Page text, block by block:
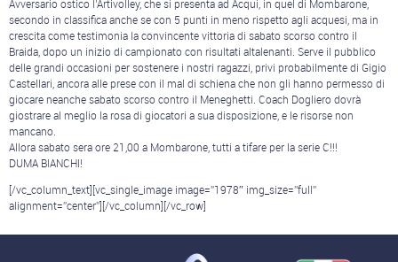
Avversario ostico l’Artivolley, che si presenta ad Acqui, in quel di Mombarone,
secondo in classifica anche se con 5 punti in meno rispetto agli acquesi, ma in
crescita come testimonia la convincente vittoria di sabato scorso contro il
Braida, dopo un inizio di campionato con risultati altalenanti. Serve il pubblico
delle grandi occasioni per sostenere i nostri ragazzi, privi probabilmente di Gigio
Castellari, ancora alle prese con il mal di schiena che non gli hanno permesso di
giocare neanche sabato scorso contro il Meneghetti. Coach Dogliero dovrà
giostrare al meglio la rosa di giocatori a sua disposizione, e le risorse non
mancano.
Allora sabato sera ore 21,00 a Mombarone, tutti a tifare per la serie C!!!
DUMA BIANCHI!
[/vc_column_text][vc_single_image image=”1978″ img_size=”full”
alignment=”center”][/vc_column][/vc_row]